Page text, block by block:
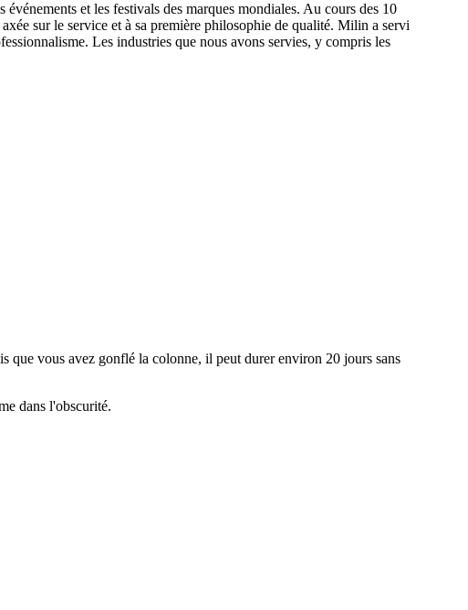
et les festivals des marques mondiales. Au cours des 10
sur le service et à sa première philosophie de qualité. Milin a servi
Les industries que nous avons servies, y compris les
que vous avez gonflé la colonne, il peut durer environ 20 jours sans
dans l'obscurité.